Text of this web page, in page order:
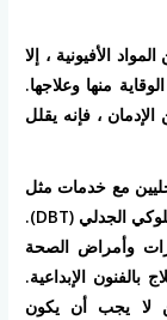
الأفيونية ، إلا
منها وعلاجها.
، فإنه يقلل
مع خدمات مثل
التخلص من السموم الطبية في الموقع والعلاج السلوكي الجدلي (DBT).
وأمراض الصحة
بالفنون الإبداعية.
لا يجب أن يكون